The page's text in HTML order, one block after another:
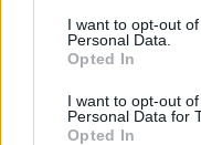
I want to opt-out
Personal Data.
Opted In
I want to opt-out
Personal Data for
Opted In
A
A T
A U L